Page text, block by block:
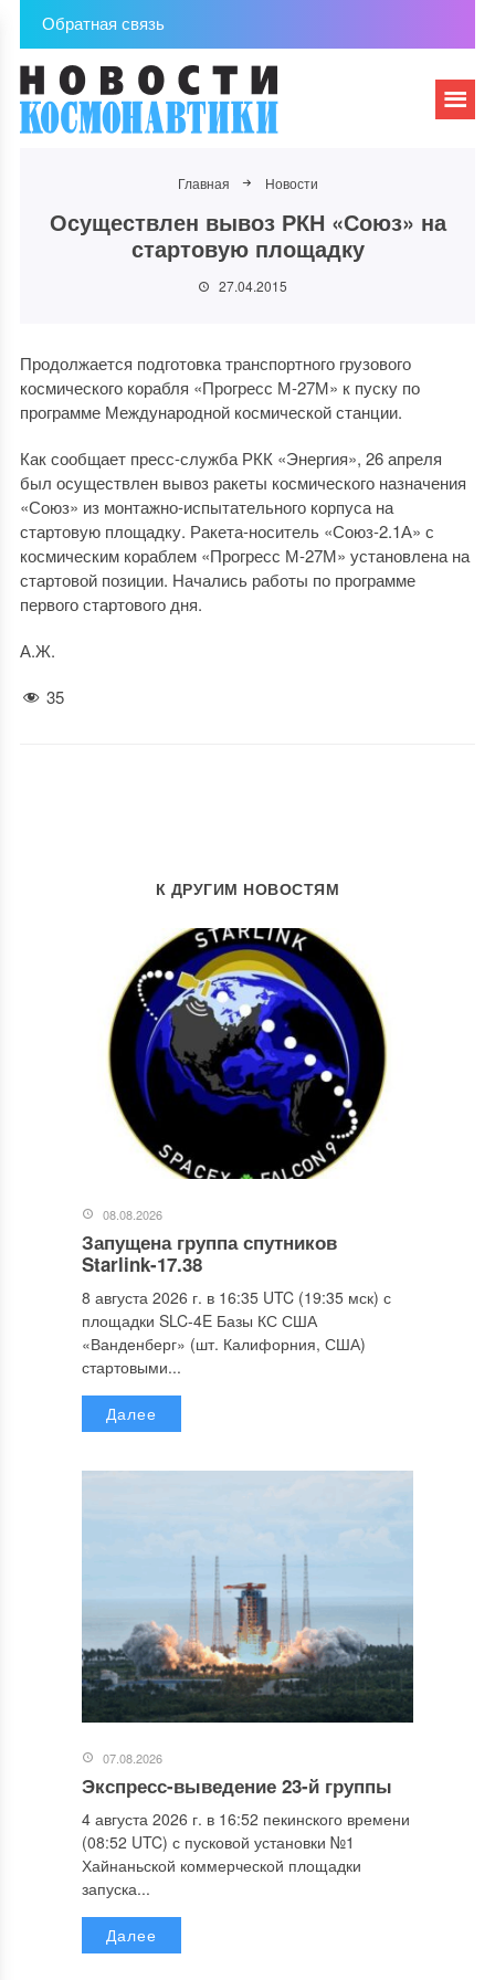
Обратная связь
Главная Новости
Осуществлен вывоз РКН «Союз» на
стартовую площадку
27.04.2015
Продолжается подготовка транспортного грузового
космического корабля «Прогресс М-27М» к пуску по
программе Международной космической станции.
Как сообщает пресс-служба РКК «Энергия», 26 апреля
был осуществлен вывоз ракеты космического назначения
«Союз» из монтажно-испытательного корпуса на
стартовую площадку. Ракета-носитель «Союз-2.1А» с
космическим кораблем «Прогресс М-27М» установлена на
стартовой позиции. Начались работы по программе
первого стартового дня.
А.Ж.
35
К ДРУГИМ НОВОСТЯМ
08.08.2026
Запущена группа спутников
Starlink-17.38
8 августа 2026 г. в 16:35 UTC (19:35 мск) с
площадки SLC-4E Базы КС США
«Ванденберг» (шт. Калифорния, США)
стартовыми...
Далее
07.08.2026
Экспресс-выведение 23-й группы
4 августа 2026 г. в 16:52 пекинского времени
(08:52 UTC) с пусковой установки №1
Хайнаньской коммерческой площадки
запуска...
Далее